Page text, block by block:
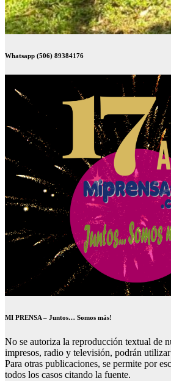
Whatsapp (506) 89384176
MI PRENSA – Juntos… Somos más!
No se autoriza la reproducción textual de
impresos, radio y televisión, podrán
Para otras publicaciones, se permite por
todos los casos citando la fuente.